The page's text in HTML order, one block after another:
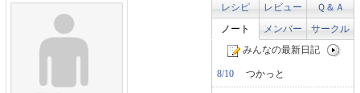
レシピ レビュー
Ｑ＆Ａ
ノート
メンバー
サークル
みんなの最新日記
8/10 つかっと